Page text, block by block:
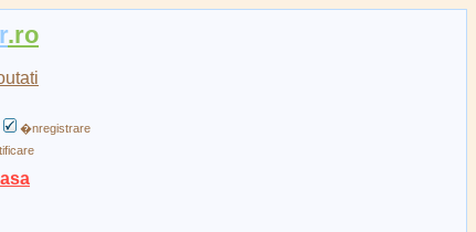
.ro
�nregistrare